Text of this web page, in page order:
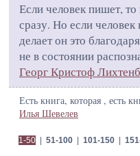
Если человек пишет,
сразу. Но если
делает он это
не в состоянии
Георг Кристоф
Есть книга, которая , есть
Илья Шевелев
1-50| 51-100| 101-150|